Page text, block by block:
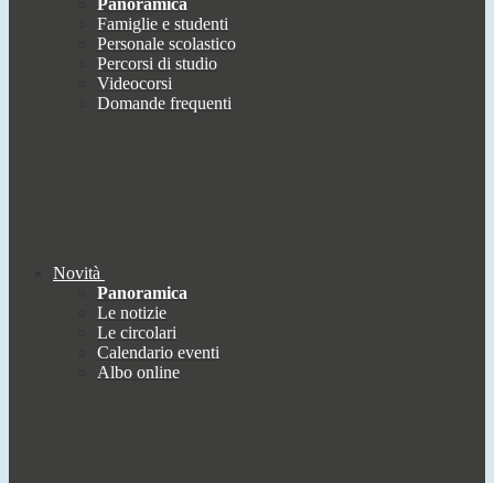
Panoramica
Famiglie e studenti
Personale scolastico
Percorsi di studio
Videocorsi
Domande frequenti
Novità
Panoramica
Le notizie
Le circolari
Calendario eventi
Albo online